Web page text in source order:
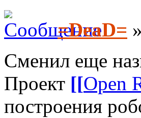
=DeaD=
Сменил еще
Проект [[Open
построения